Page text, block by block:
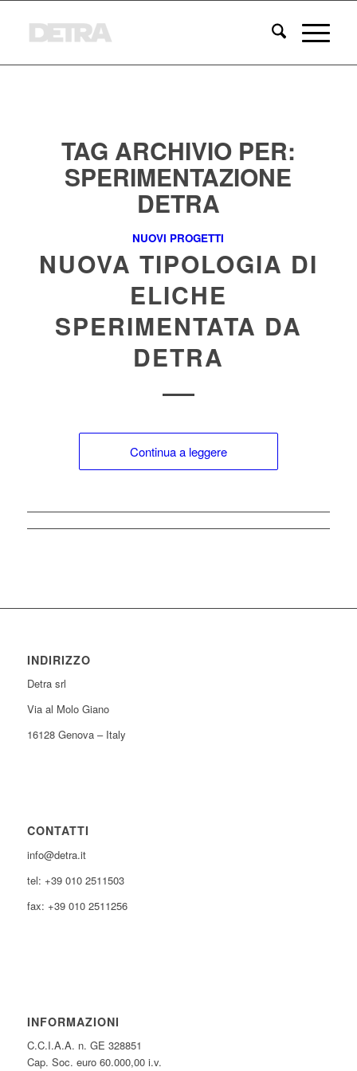
TAG ARCHIVIO PER:
SPERIMENTAZIONE
DETRA
NUOVI PROGETTI
NUOVA TIPOLOGIA DI
ELICHE
SPERIMENTATA DA
DETRA
Continua a leggere
INDIRIZZO
Detra srl
Via al Molo Giano
16128 Genova – Italy
CONTATTI
info@detra.it
tel: +39 010 2511503
fax: +39 010 2511256
INFORMAZIONI
C.C.I.A.A. n. GE 328851
Cap. Soc. euro 60.000,00 i.v.